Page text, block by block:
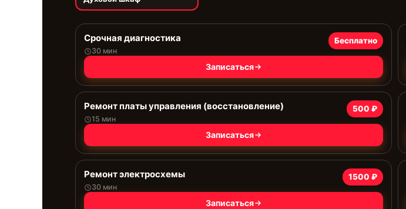
Срочная диагностика
30 мин
Бесплатно
Записаться
Ремонт платы управления (восстановление)
15 мин
500 ₽
Записаться
Ремонт электросхемы
30 мин
1500 ₽
Записаться